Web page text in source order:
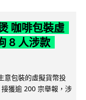
咖啡包裝虛
8 人涉款
意包裝的虛擬貨幣投
獲逾 200 宗舉報，涉